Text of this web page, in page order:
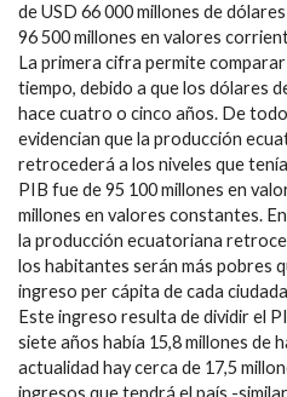
de USD 66 000 millones de
96 500 millones en valores
La primera cifra permite
tiempo, debido a que los dólares
hace cuatro o cinco años. De
evidencian que la producción
retrocederá a los niveles que
PIB fue de 95 100 millones en
millones en valores constantes.
la producción ecuatoriana
los habitantes serán más pobres
ingreso per cápita de cada
Este ingreso resulta de dividir el
siete años había 15,8 millones de
actualidad hay cerca de 17,5